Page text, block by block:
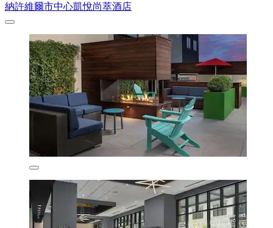
納許維爾市中心凱悅尚萃酒店